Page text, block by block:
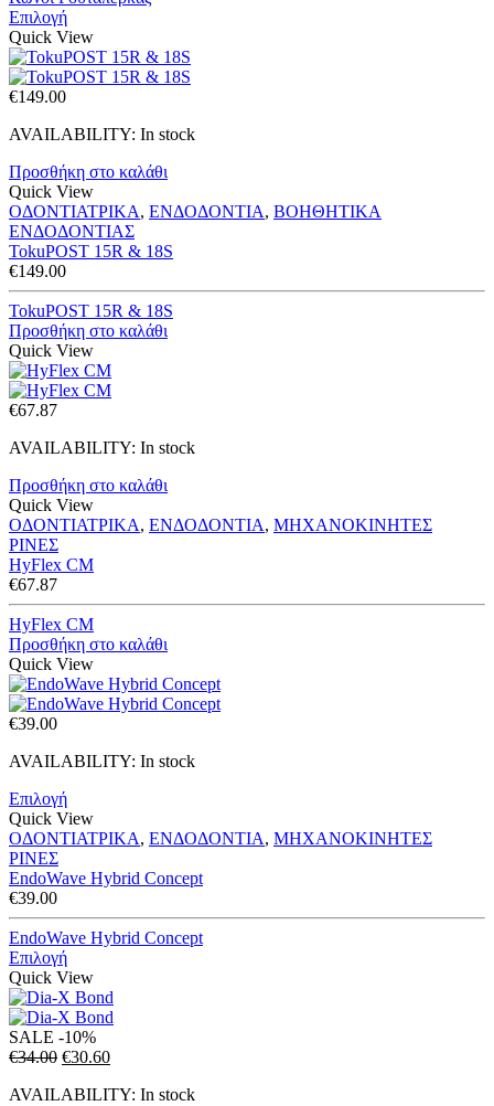
Επιλογή
Quick View
€149.00
AVAILABILITY: In stock
Προσθήκη στο καλάθι
Quick View
ΟΔΟΝΤΙΑΤΡΙΚΑ, ΕΝΔΟΔΟΝΤΙΑ, ΒΟΗΘΗΤΙΚΑ
ΕΝΔΟΔΟΝΤΙΑΣ
TokuPOST 15R & 18S
€149.00
TokuPOST 15R & 18S
Προσθήκη στο καλάθι
Quick View
€67.87
AVAILABILITY: In stock
Προσθήκη στο καλάθι
Quick View
ΟΔΟΝΤΙΑΤΡΙΚΑ, ΕΝΔΟΔΟΝΤΙΑ, ΜΗΧΑΝΟΚΙΝΗΤΕΣ
ΡΙΝΕΣ
HyFlex CM
€67.87
HyFlex CM
Προσθήκη στο καλάθι
Quick View
€39.00
AVAILABILITY: In stock
Επιλογή
Quick View
ΟΔΟΝΤΙΑΤΡΙΚΑ, ΕΝΔΟΔΟΝΤΙΑ, ΜΗΧΑΝΟΚΙΝΗΤΕΣ
ΡΙΝΕΣ
EndoWave Hybrid Concept
€39.00
EndoWave Hybrid Concept
Επιλογή
Quick View
SALE -10%
€34.00 Original
was:
€30.60Η
τιμή
AVAILABILITY: In stock